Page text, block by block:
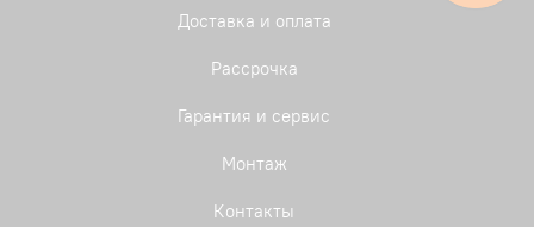
Доставка и оплата
Рассрочка
Гарантия и сервис
Монтаж
Контакты